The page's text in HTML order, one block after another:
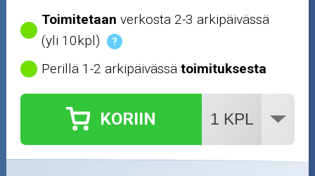
Toimitetaan verkosta 2-3 arkipäivässä
(yli 10kpl)
?
Perillä 1-2 arkipäivässätoimituksesta
KORIIN